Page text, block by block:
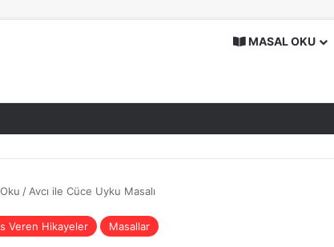
MASAL OKU
/ Avcı ile Cüce Uyku Masalı
Veren Hikayeler Masallar